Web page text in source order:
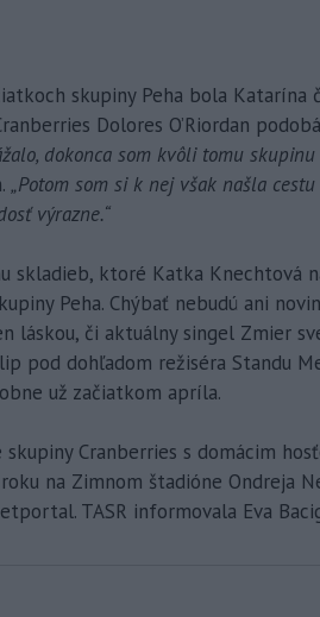
skupiny Peha bola
Dolores O’Riordan
dokonca som kvôli tomu
„Potom som si k nej však našla
výrazne.“
skladieb, ktoré Katka Knechtová
Peha. Chýbať nebudú ani
láskou, či aktuálny singel Zmier
pod dohľadom režiséra Standu
už začiatkom apríla.
skupiny Cranberries s domácim
na Zimnom štadióne Ondreja
TASR informovala Eva